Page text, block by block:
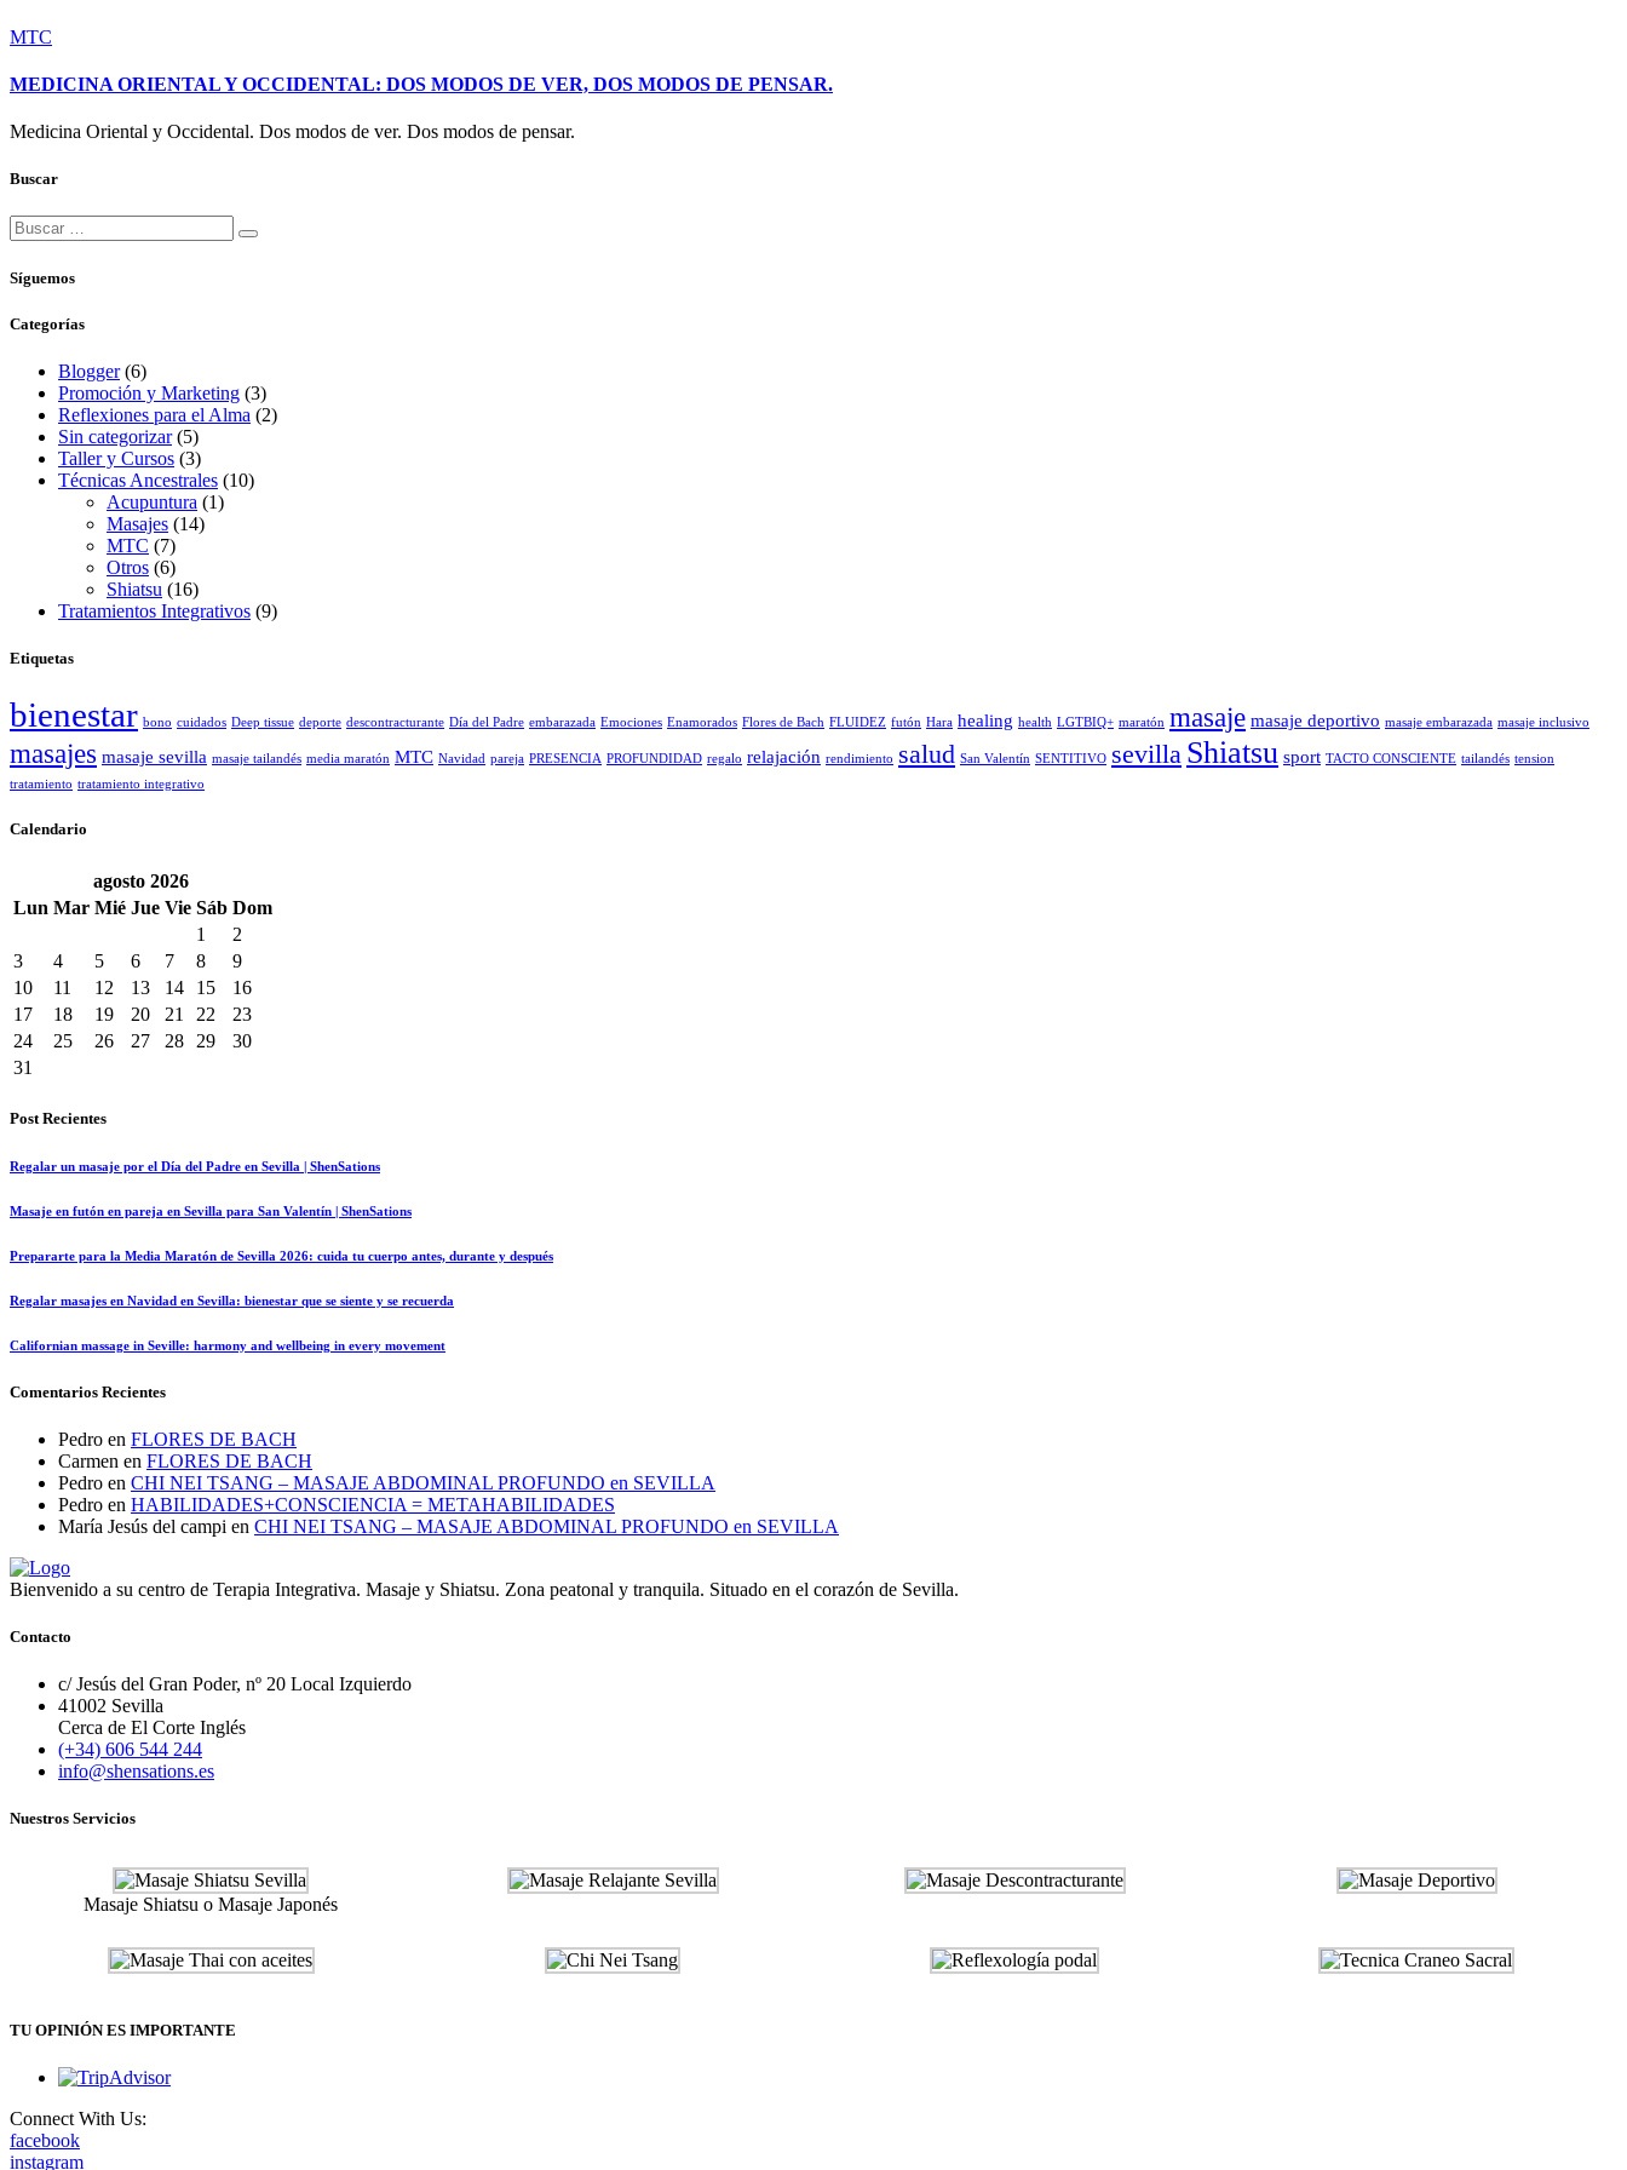
MTC
MEDICINA ORIENTAL Y OCCIDENTAL: DOS MODOS DE VER, DOS MODOS DE PENSAR.
Medicina Oriental y Occidental. Dos modos de ver. Dos modos de pensar.
Buscar
Síguemos
Categorías
Blogger(6)
Promoción y Marketing (3)
Reflexiones para el Alma (2)
Sin categorizar(5)
Taller y Cursos (3)
Técnicas Ancestrales (10)
Acupuntura (1)
Masajes (14)
MTC (7)
Otros (6)
Shiatsu (16)
Tratamientos Integrativos (9)
Etiquetas
bienestar bono cuidados Deep tissue deporte descontracturante Día del Padre embarazada Emociones Enamorados Flores de Bach FLUIDEZ futón Hara healing health LGTBIQ+ maratón masaje masaje deportivo masaje embarazada masaje inclusivo
masajes masaje sevilla masaje tailandés media maratón MTC Navidad pareja PRESENCIA PROFUNDIDAD regalo relajación rendimiento salud San Valentín SENTITIVO sevilla Shiatsu sport TACTO CONSCIENTE tailandés tension
tratamiento tratamiento integrativo
Calendario
agosto 2026
Lun Mar Mié Jue Vie Sáb Dom
1
2
3
4 5 6 7 8
9
10
11 12 13 14 15
16
17
18 19 20 21 22
23
24
25 26 27 28 29
30
31
Post Recientes
Regalar un masaje por el Día del Padre en Sevilla | ShenSations
Masaje en futón en pareja en Sevilla para San Valentín | ShenSations
Prepararte para la Media Maratón de Sevilla 2026: cuida tu cuerpo antes, durante y después
Regalar masajes en Navidad en Sevilla: bienestar que se siente y se recuerda
Californian massage in Seville: harmony and wellbeing in every movement
Comentarios Recientes
Pedro en FLORES DE BACH
Carmen en FLORES DE BACH
Pedro en CHI NEI TSANG – MASAJE ABDOMINAL PROFUNDO en SEVILLA
Pedro en HABILIDADES+CONSCIENCIA = METAHABILIDADES
María Jesús del campi en CHI NEI TSANG – MASAJE ABDOMINAL PROFUNDO en SEVILLA
Bienvenido a su centro de Terapia Integrativa. Masaje y Shiatsu. Zona peatonal y tranquila. Situado en el corazón de Sevilla.
Contacto
c/ Jesús del Gran Poder, nº 20 Local Izquierdo
41002 Sevilla
Cerca de El Corte Inglés
(+34) 606 544 244
info@shensations.es
Nuestros Servicios
Masaje Shiatsu o Masaje Japonés
TU OPINIÓN ES IMPORTANTE
Connect With Us:
facebook
instagram